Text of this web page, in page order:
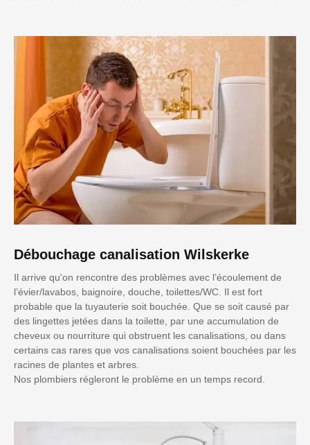
Débouchage canalisation Wilskerke
Il arrive qu'on rencontre des problèmes avec l’écoulement de
l’évier/lavabos, baignoire, douche, toilettes/WC. Il est fort
probable que la tuyauterie soit bouchée. Que se soit causé par
des lingettes jetées dans la toilette, par une accumulation de
cheveux ou nourriture qui obstruent les canalisations, ou dans
certains cas rares que vos canalisations soient bouchées par les
racines de plantes et arbres.
Nos plombiers régleront le problème en un temps record.